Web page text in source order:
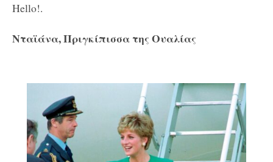
Hello!.
Νταϊάνα, Πριγκίπισσα της Ουαλίας